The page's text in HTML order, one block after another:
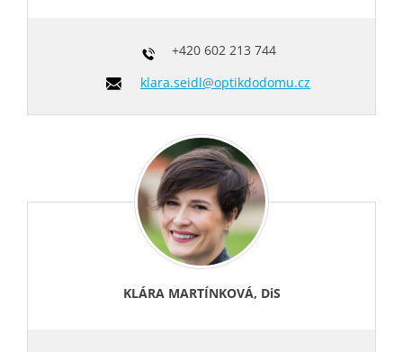
+420 602 213 744
klara.seidl@optikdodomu.cz
KLÁRA MARTÍNKOVÁ, DiS